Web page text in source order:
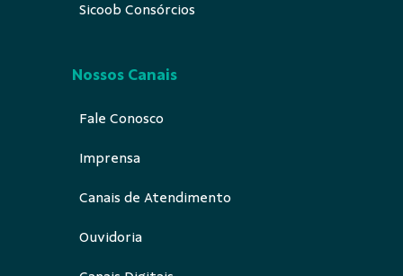
Sicoob Consórcios
Nossos Canais
Fale Conosco
Imprensa
Canais de Atendimento
Ouvidoria